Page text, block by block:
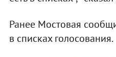
Ранее Мостовая
в списках голосования.